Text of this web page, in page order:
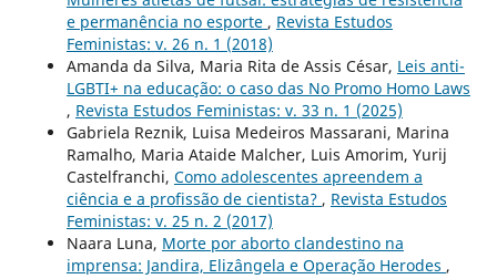
e permanência no esporte , Revista Estudos
Feministas: v. 26 n. 1 (2018)
Amanda da Silva, Maria Rita de Assis César, Leis anti-
LGBTI+ na educação: o caso das No Promo Homo Laws
, Revista Estudos Feministas: v. 33 n. 1 (2025)
Gabriela Reznik, Luisa Medeiros Massarani, Marina
Ramalho, Maria Ataide Malcher, Luis Amorim, Yurij
Castelfranchi, Como adolescentes apreendem a
ciência e a profissão de cientista? , Revista Estudos
Feministas: v. 25 n. 2 (2017)
Naara Luna, Morte por aborto clandestino na
imprensa: Jandira, Elizângela e Operação Herodes ,